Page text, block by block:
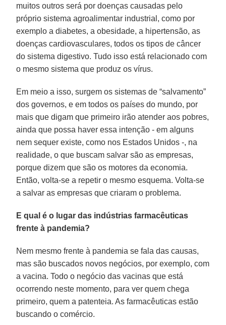
muitos outros será por doenças causadas pelo
próprio sistema agroalimentar industrial, como por
exemplo a diabetes, a obesidade, a hipertensão, as
doenças cardiovasculares, todos os tipos de câncer
do sistema digestivo. Tudo isso está relacionado com
o mesmo sistema que produz os vírus.
Em meio a isso, surgem os sistemas de “salvamento”
dos governos, e em todos os países do mundo, por
mais que digam que primeiro irão atender aos pobres,
ainda que possa haver essa intenção - em alguns
nem sequer existe, como nos Estados Unidos -, na
realidade, o que buscam salvar são as empresas,
porque dizem que são os motores da economia.
Então, volta-se a repetir o mesmo esquema. Volta-se
a salvar as empresas que criaram o problema.
E qual é o lugar das indústrias farmacêuticas
frente à pandemia?
Nem mesmo frente à pandemia se fala das causas,
mas são buscados novos negócios, por exemplo, com
a vacina. Todo o negócio das vacinas que está
ocorrendo neste momento, para ver quem chega
primeiro, quem a patenteia. As farmacêuticas estão
buscando o comércio.